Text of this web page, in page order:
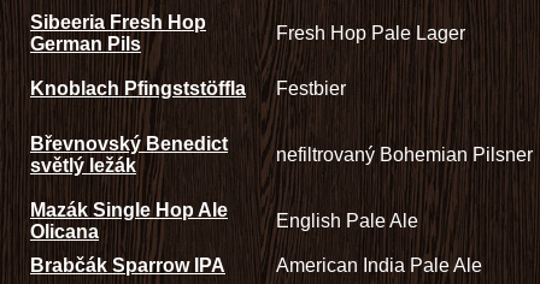
Sibeeria Fresh Hop
German Pils
Fresh Hop Pale Lager
Knoblach Pfingststöffla Festbier
Břevnovský Benedict
světlý ležák
nefiltrovaný Bohemian Pilsner
Mazák Single Hop Ale
Olicana
English Pale Ale
Brabčák Sparrow IPA
American India Pale Ale